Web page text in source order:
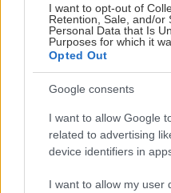
I want to opt-out of
Retention, Sale, and/or
Personal Data that Is
Purposes for which it
Opted Out
Google consents
I want to allow Google
related to advertising
device identifiers in
I want to allow my user